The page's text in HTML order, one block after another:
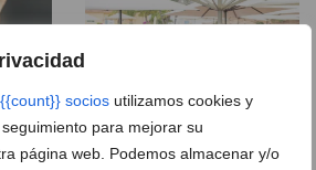
socios utilizamos cookies y
para mejorar su
página web. Podemos almacenar y/o
Descubre este restaurante con piscina en
Benitachell